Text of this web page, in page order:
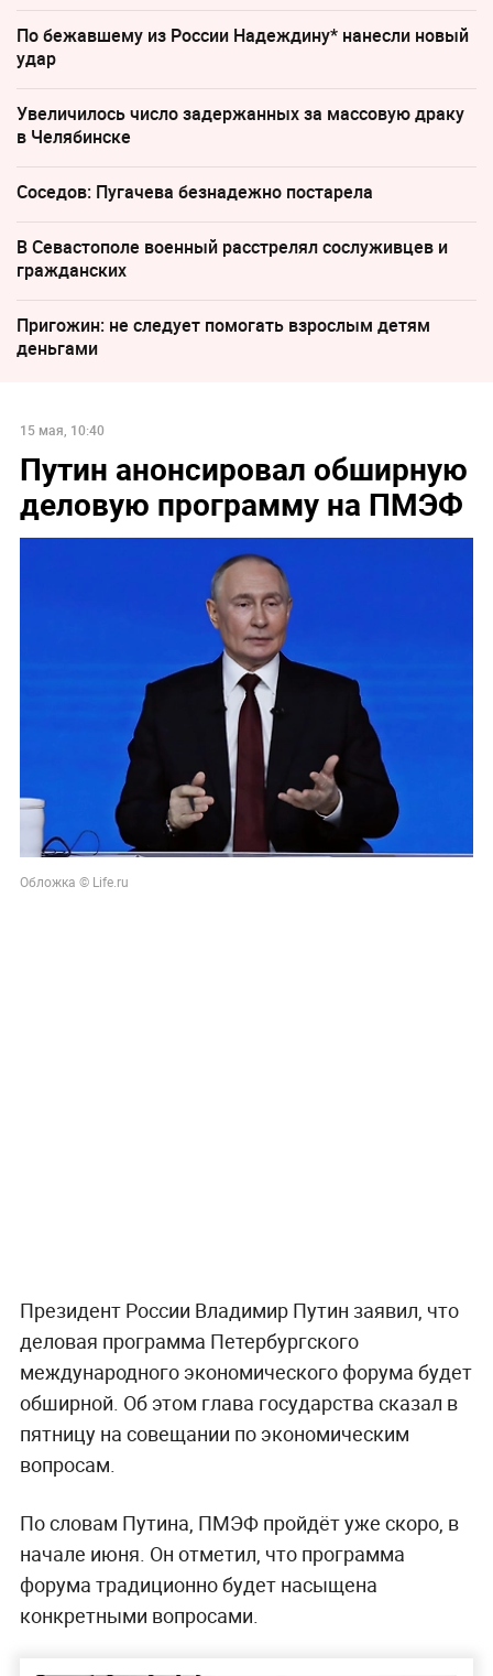
По бежавшему из России Надеждину* нанесли новый
удар
Увеличилось число задержанных за массовую драку
в Челябинске
Соседов: Пугачева безнадежно постарела
В Севастополе военный расстрелял сослуживцев и
гражданских
Пригожин: не следует помогать взрослым детям
деньгами
15 мая, 10:40
Путин анонсировал обширную
деловую программу на ПМЭФ
Обложка © Life.ru
Президент России Владимир Путин заявил, что
деловая программа Петербургского
международного экономического форума будет
обширной. Об этом глава государства сказал в
пятницу на совещании по экономическим
вопросам.
По словам Путина, ПМЭФ пройдёт уже скоро, в
начале июня. Он отметил, что программа
форума традиционно будет насыщена
конкретными вопросами.